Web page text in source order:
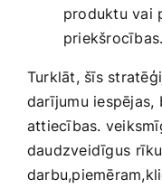
produktu vai
priekšrocības.
Turklāt, šīs
darījumu iespējas,​
attiecības.
daudzveidīgus